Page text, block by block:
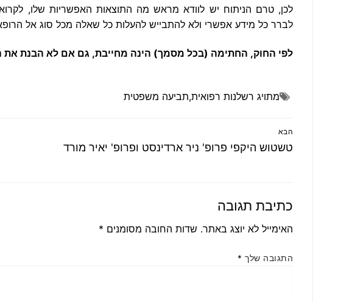
לכן, טרם הניתוח יש לוודא מראש מה התוצאות האפשריות שלו,
לברר כל מידע אפשרי ולא להתבייש להעלות כל שאלה מכל סוג אל
לפי החוק, החתימה (בכל מסמך) הינה מחייבת, גם אם לא הבנת את
מתויג רשלנות רפואית,תביעה משפטית
ניווט
הבא
הפוסט
טשטוש היקפי פרופ' ניר ארדינסט ופרופ' יאיר מורד
כתיבת תגובה
האימייל לא יוצג באתר. שדות החובה מסומנים *
התגובה שלך *